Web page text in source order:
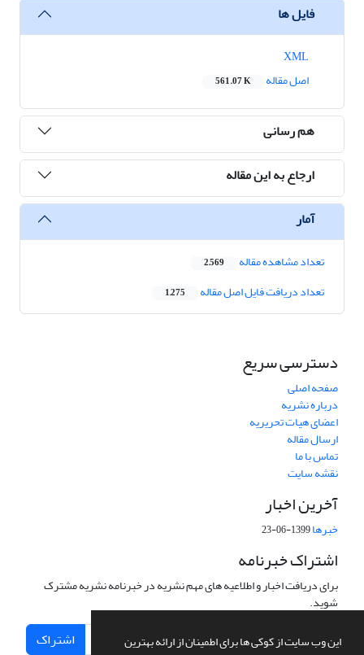
این وب سایت از کوکی ها برای اطمینان از ارائه بهترین
فایل ها
اصل مقاله
561.07 K
هم رسانی
ارجاع به این مقاله
آمار
تعداد مشاهده مقاله 2,569
تعداد دریافت فایل اصل مقاله 1,275
دسترسی سریع
صفحه اصلی
درباره نشریه
اعضای هیات تحریریه
ارسال مقاله
تماس با ما
نقشه سایت
آخرین اخبار
خبرها1399-06-23
اشتراک خبرنامه
برای دریافت اخبار و اطلاعیه های مهم نشریه در خبرنامه نشریه مشترک
شوید.
اشتراک